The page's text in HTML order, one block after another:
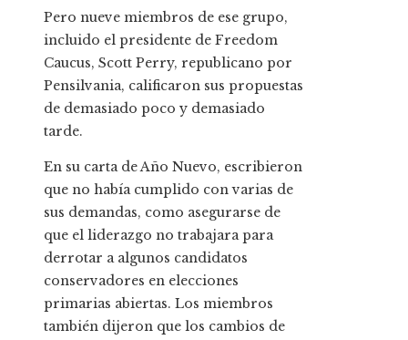
Pero nueve miembros de ese grupo,
incluido el presidente de Freedom
Caucus, Scott Perry, republicano por
Pensilvania, calificaron sus propuestas
de demasiado poco y demasiado
tarde.
En su carta de Año Nuevo, escribieron
que no había cumplido con varias de
sus demandas, como asegurarse de
que el liderazgo no trabajara para
derrotar a algunos candidatos
conservadores en elecciones
primarias abiertas. Los miembros
también dijeron que los cambios de